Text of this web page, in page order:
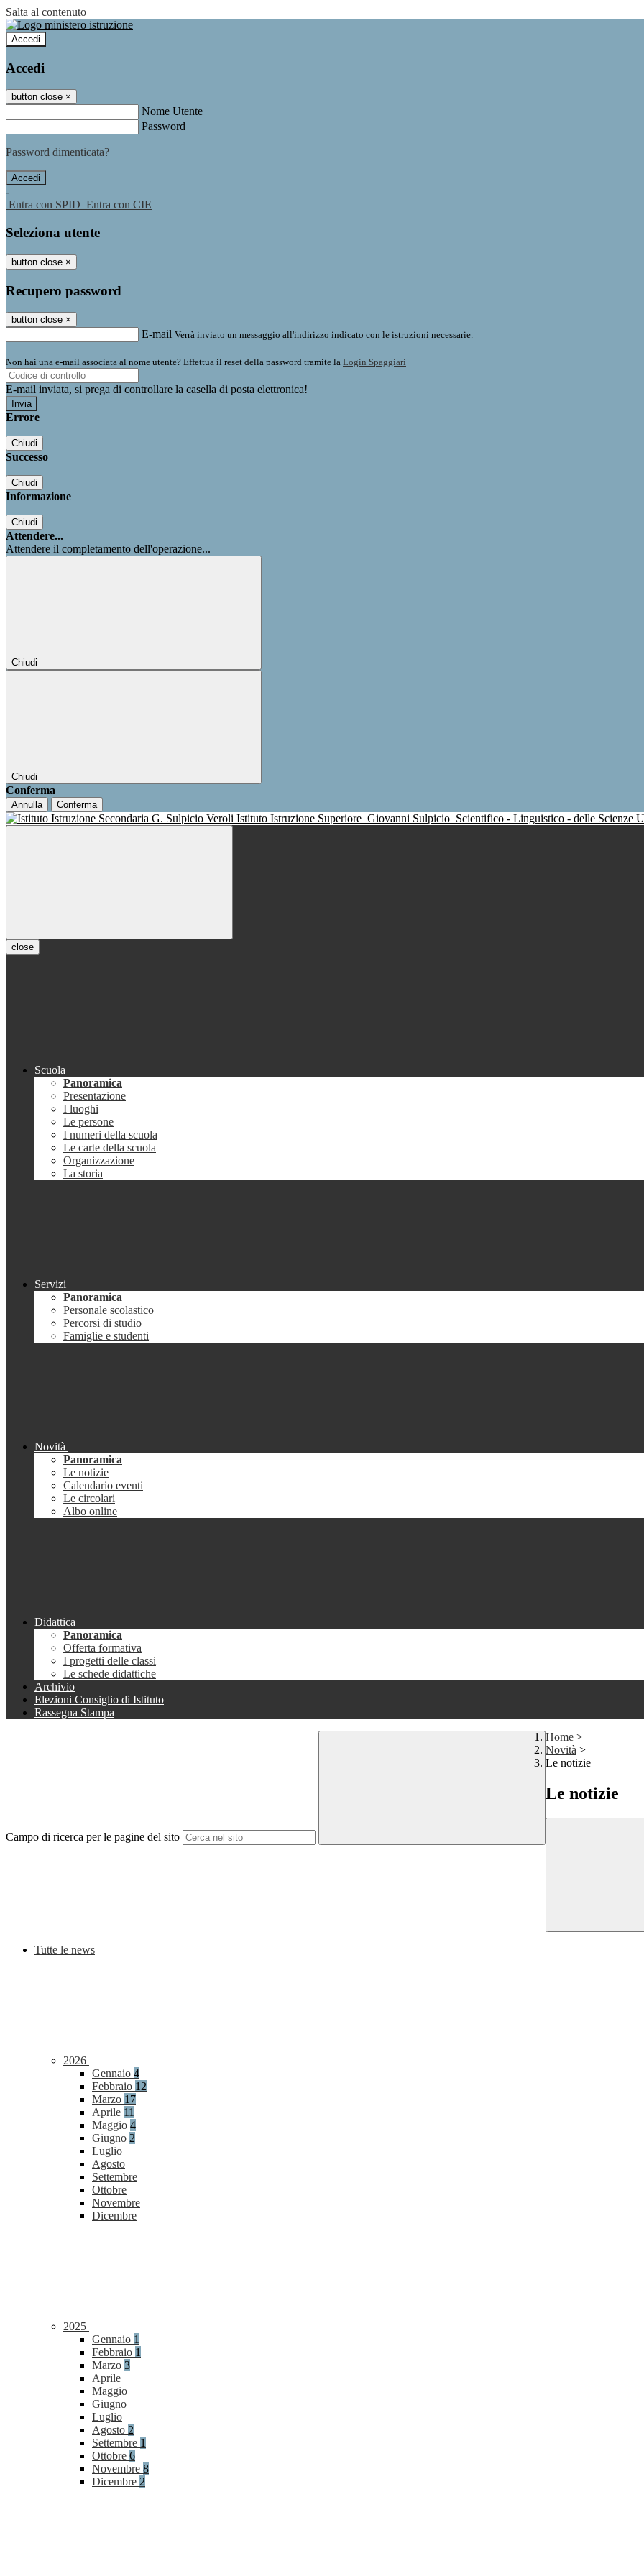
Salta al contenuto
Accedi
Accedi
button close ×
Nome Utente
Password
Password dimenticata?
-
Entra con SPID Entra con CIE
Seleziona utente
button close ×
Recupero password
button close ×
E-mail Verrà inviato un messaggio all'indirizzo indicato con le istruzioni necessarie.
Non hai una e-mail associata al nome utente? Effettua il reset della password tramite la Login Spaggiari
E-mail inviata, si prega di controllare la casella di posta elettronica!
Errore
Chiudi
Successo
Chiudi
Informazione
Chiudi
Attendere...
Attendere il completamento dell'operazione...
Chiudi
Chiudi
Conferma
Annulla Conferma
Istituto Istruzione Superiore Giovanni Sulpicio Scientifico - Linguistico - delle Scienze
close
Scuola
Panoramica
Presentazione
I luoghi
Le persone
I numeri della scuola
Le carte della scuola
Organizzazione
La storia
Servizi
Panoramica
Personale scolastico
Percorsi di studio
Famiglie e studenti
Novità
Panoramica
Le notizie
Calendario eventi
Le circolari
Albo online
Didattica
Panoramica
Offerta formativa
I progetti delle classi
Le schede didattiche
Archivio
Elezioni Consiglio di Istituto
Rassegna Stampa
Campo di ricerca per le pagine del sito
Home >
Novità >
Le notizie
Le notizie
Tutte le news
2026
Gennaio 4
Febbraio 12
Marzo 17
Aprile 11
Maggio 4
Giugno 2
Luglio
Agosto
Settembre
Ottobre
Novembre
Dicembre
2025
Gennaio 1
Febbraio 1
Marzo 3
Aprile
Maggio
Giugno
Luglio
Agosto 2
Settembre 1
Ottobre 6
Novembre 8
Dicembre 2